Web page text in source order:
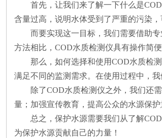
首先，让我们来了解一下什么是
含量过高，说明水体受到了严重的污染
而要实现这一目标，我们需要借助
方法相比，COD水质检测仪具有操作简
那么，如何选择和使用COD水质检
满足不同的监测需求。在使用过程中，
除了COD水质检测仪之外，我们还
量；加强宣传教育，提高公众的水源保
总之，保护水源需要我们从了解
为保护水源贡献自己的力量！